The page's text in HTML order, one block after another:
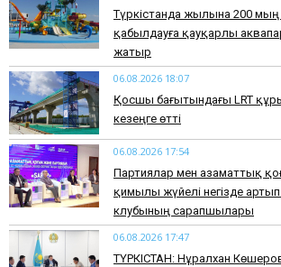
Түркістанда жылына 200 мың
қабылдауға қауқарлы
жатыр
06.08.2026 18:07
Қосшы бағытындағы LRT
кезеңге өтті
06.08.2026 17:54
Партиялар мен азаматтық
қимылы жүйелі негізде артып
клубының сарапшылары
06.08.2026 17:47
ТҮРКІСТАН: Нұралхан